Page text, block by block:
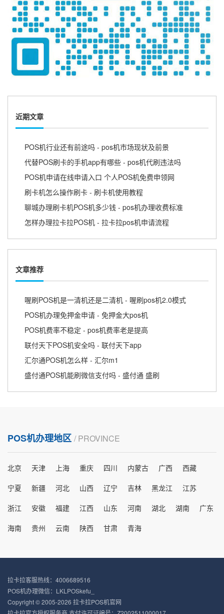
近期文章
POS机行业还有前途吗 - pos机市场现状及前景
代替POS刷卡的手机app有哪些 - pos机代刷违法吗
POS机申请在线申请入口 个人POS机免费申领网
刷卡机怎么操作刷卡 - 刷卡机使用教程
聊城办理刷卡机POS机多少钱 - pos机办理收费标准
怎样办理拉卡拉POS机 - 拉卡拉pos机申请流程
文章推荐
喔刷POS机是一清机还是二清机 - 喔刷pos机2.0模式
POS机办理免押金申请 - 免押金大pos机
POS机费率不稳定 - pos机费率老是提高
联付天下POS机安全吗 - 联付天下app
汇尔通POS机怎么样 - 汇尔m1
盛付通POS机能刷微信支付吗 - 盛付通 盛刷
POS机办理地区 / PROVINCE
北京 天津 上海 重庆 四川 内蒙古 广西
西藏
宁夏
新疆 河北 山西 辽宁 吉林 黑龙江
江苏
浙江
安徽 福建 江西 山东 河南 湖北 湖南
广东
海南
贵州 云南 陕西 甘肃 青海
拉卡拉客服热线：4006689516
POS机办理微信：LKLPOSkefu_
Copyright © 2005-2026 拉卡拉POS机官网